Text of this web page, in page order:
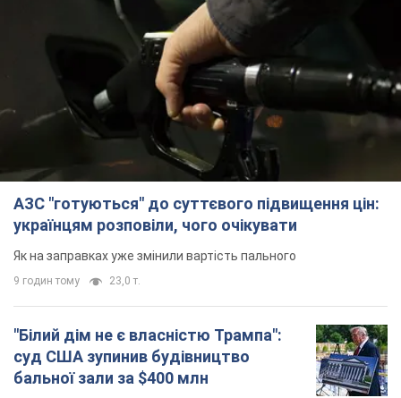
АЗС "готуються" до суттєвого підвищення цін:
українцям розповіли, чого очікувати
Як на заправках уже змінили вартість пального
9 годин тому 23,0 т.
"Білий дім не є власністю Трампа":
суд США зупинив будівництво
бальної зали за $400 млн